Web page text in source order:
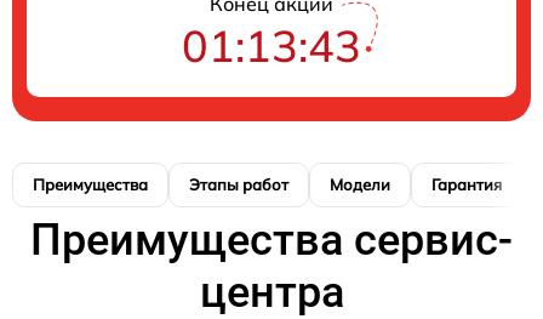
01:13:42
Преимущества Этапы работ Модели Гарантия
Преимущества сервис-
центра